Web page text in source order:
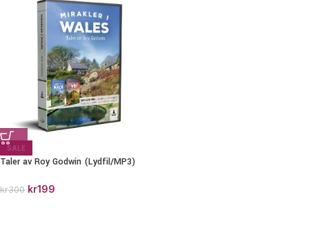
SALE
Taler av Roy Godwin (Lydfil/MP3)
kr300 kr199